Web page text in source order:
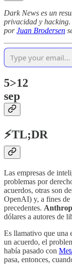
Dark News es un
privacidad y hacking.
porJuan Brodersen
5>12
sep
⚡TL;DR
Las empresas de
problemas por
acuerdos, otras son
OpenAI) y, a fines de
precedentes.
dólares a autores de
Es llamativo que una
un acuerdo, el
había pasado con
pasa, entonces,